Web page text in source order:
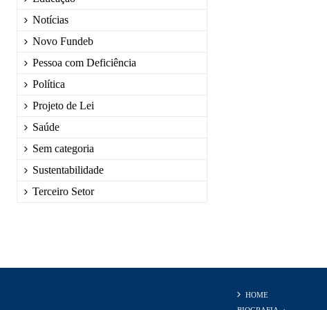
Notícias
Novo Fundeb
Pessoa com Deficiência
Política
Projeto de Lei
Saúde
Sem categoria
Sustentabilidade
Terceiro Setor
HOME